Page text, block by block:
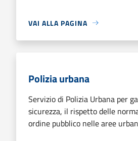
VAI ALLA PAGINA
Polizia urbana
Servizio di Polizia Urbana per
sicurezza, il rispetto delle
ordine pubblico nelle aree